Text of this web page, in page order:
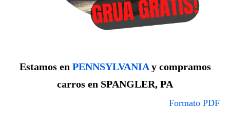
Estamos en PENNSYLVANIAy compramos
carros en SPANGLER, PA
Formato PDF